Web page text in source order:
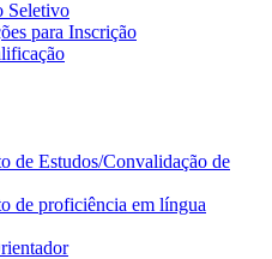
Seletivo
para Inscrição
de Estudos/Convalidação de
de proficiência em língua